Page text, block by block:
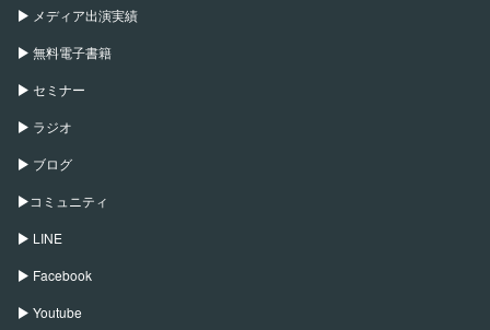
メディア出演実績
無料電子書籍
セミナー
ラジオ
ブログ
コミュニティ
LINE
Facebook
Youtube